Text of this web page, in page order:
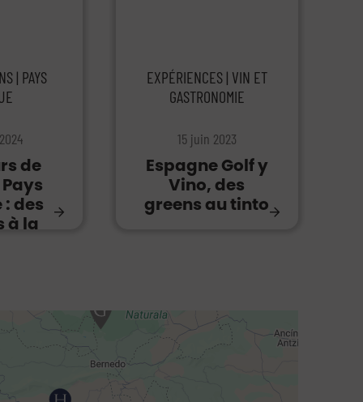
| PAYS
de
: des
à la
EXPÉRIENCES | VIN ET
GASTRONOMIE
15 juin 2023
Espagne Golf y
Vino, des
greens au tinto